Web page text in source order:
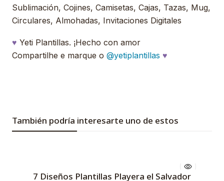
Sublimación, Cojines, Camisetas, Cajas, Tazas, Mug,
Circulares, Almohadas, Invitaciones Digitales
♥ Yeti Plantillas. ¡Hecho con amor
Compartilhe e marque o @yetiplantillas ♥
También podría interesarte uno de estos
7 Diseños Plantillas Playera el Salvador